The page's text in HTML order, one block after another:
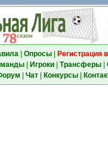
| Опросы| Регистрация
| Игроки| Трансферы|
Чат| Конкурсы|